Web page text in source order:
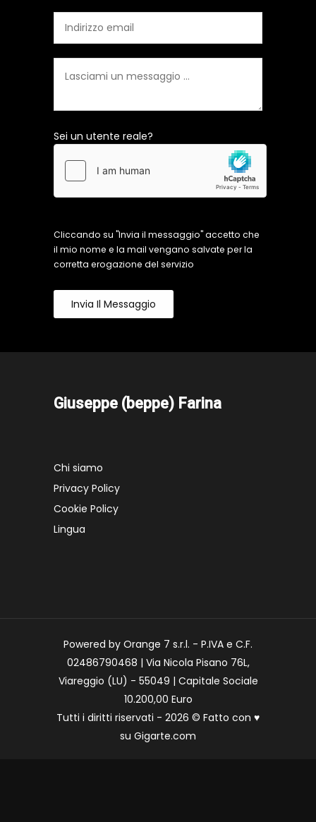
Sei un utente reale?
Cliccando su "Invia il messaggio" accetto che
il mio nome e la mail vengano salvate per la
corretta erogazione del servizio
Invia Il Messaggio
Giuseppe (beppe) Farina
Chi siamo
Privacy Policy
Cookie Policy
Lingua
Powered by Orange 7 s.r.l. - P.IVA e C.F.
02486790468 | Via Nicola Pisano 76L,
Viareggio (LU) - 55049 | Capitale Sociale
10.200,00 Euro
Tutti i diritti riservati - 2026 © Fatto con ♥
su Gigarte.com